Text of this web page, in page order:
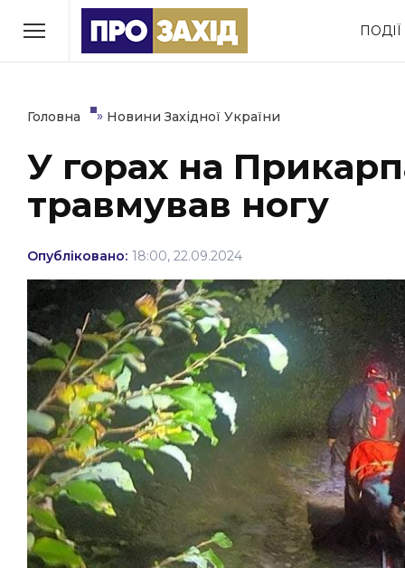
ПОДІЇ
РУБРИКИ
Економіка Здоров’я
Політика Соціум
Втрачений Ужгород
(відеоверсія)
ЗАКАРПАТСЬКІ НОВИНИ
НОВИНИ ЗАХІДНОЇ УКРАЇНИ
ФОТО
Головна » Новини Західної України
У горах на
травмував ногу
Опубліковано: 18:00, 22.09.2024